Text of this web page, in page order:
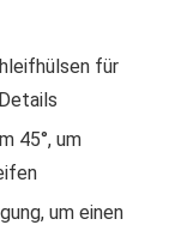
für
45°, um
um einen